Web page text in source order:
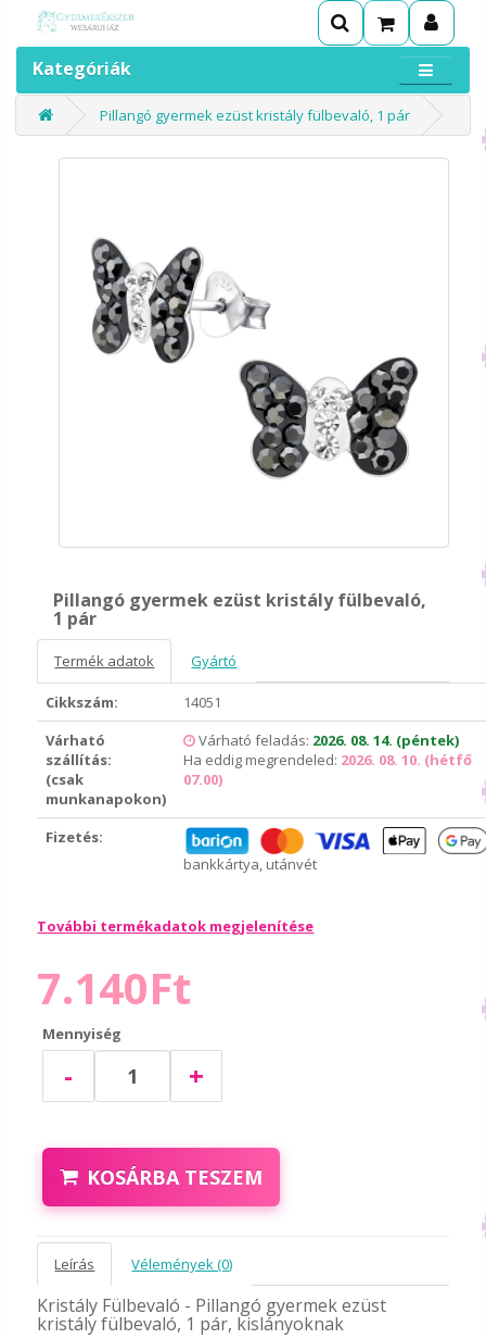
Kategóriák
Pillangó gyermek ezüst kristály fülbevaló, 1 pár
Pillangó gyermek ezüst kristály fülbevaló,
1 pár
Termék adatok Gyártó
Cikkszám:
14051
Várható
szállítás:
(csak
munkanapokon)
Várható feladás: 2026. 08. 14. (péntek)
Ha eddig megrendeled: 2026. 08. 10. (hétfő
07.00)
Fizetés:
bankkártya, utánvét
További termékadatok megjelenítése
7.140Ft
Mennyiség
- +
KOSÁRBA TESZEM
Leírás Vélemények (0)
Kristály Fülbevaló - Pillangó gyermek ezüst
kristály fülbevaló, 1 pár, kislányoknak